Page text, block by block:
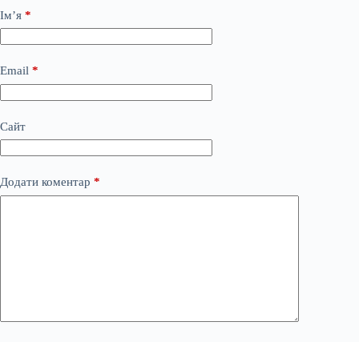
Ім’я *
Email *
Сайт
Додати коментар *